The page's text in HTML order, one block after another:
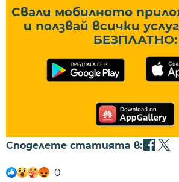
Свали мобилното
и ползвай всички
БЕЗПЛАТНО:
Споделете статията в:
0